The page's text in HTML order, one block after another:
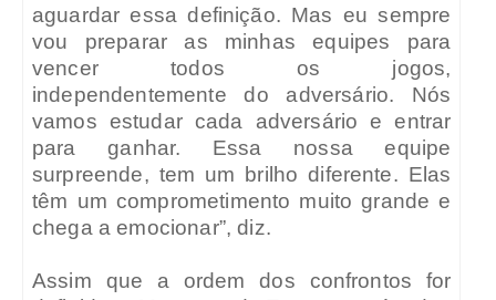
aguardar essa definição. Mas eu sempre
vou preparar as minhas equipes para
vencer todos os jogos,
independentemente do adversário. Nós
vamos estudar cada adversário e entrar
para ganhar. Essa nossa equipe
surpreende, tem um brilho diferente. Elas
têm um comprometimento muito grande e
chega a emocionar”, diz.
Assim que a ordem dos confrontos for